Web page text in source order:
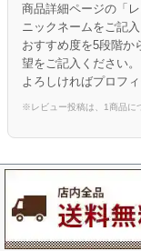
商品詳細ページの「
ニックネームをご記入
おすすめ度を5段階か
望をご記入ください。
よろしければプロフ
※レビュー投稿は、1商品に